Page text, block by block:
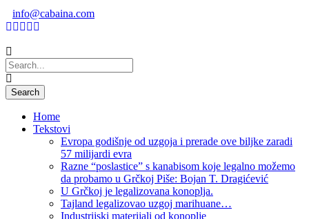
info@cabaina.com
Home
Tekstovi
Evropa godišnje od uzgoja i prerade ove biljke zaradi
57 milijardi evra
Razne “poslastice” s kanabisom koje legalno možemo
da probamo u Grčkoj Piše: Bojan T. Dragićević
U Grčkoj je legalizovana konoplja.
Tajland legalizovao uzgoj marihuane…
Industrijski materijali od konoplje